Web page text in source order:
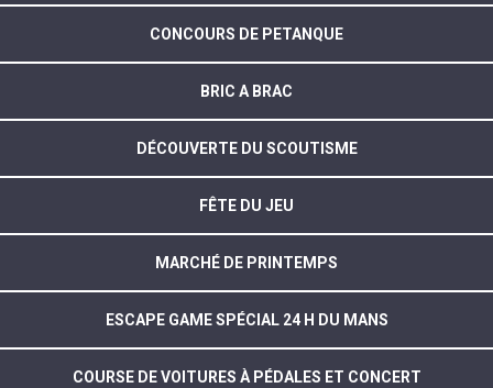
CONCOURS DE PETANQUE
BRIC A BRAC
DÉCOUVERTE DU SCOUTISME
FÊTE DU JEU
MARCHÉ DE PRINTEMPS
ESCAPE GAME SPÉCIAL 24 H DU MANS
COURSE DE VOITURES À PÉDALES ET CONCERT